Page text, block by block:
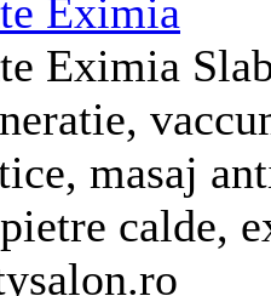
Eximia
Eximia
masaj
calde,